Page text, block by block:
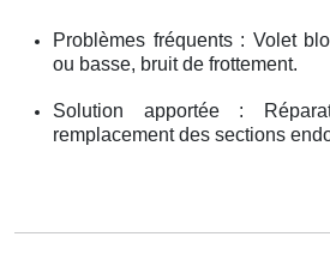
Problèmes fréquents : Volet
ou basse, bruit de frottement.
Solution apportée :
remplacement des sections